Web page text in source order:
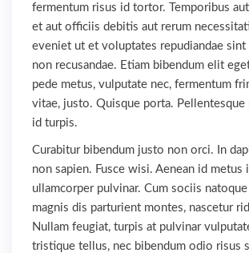
fermentum risus id tortor. Temporibus
et aut officiis debitis aut rerum
eveniet ut et voluptates repudiandae
non recusandae. Etiam bibendum elit
pede metus, vulputate nec, fermentum
vitae, justo. Quisque porta. Pellentesque
id turpis.
Curabitur bibendum justo non orci. In
non sapien. Fusce wisi. Aenean id metus
ullamcorper pulvinar. Cum sociis
magnis dis parturient montes, nascetur
Nullam feugiat, turpis at pulvinar
tristique tellus, nec bibendum odio risus